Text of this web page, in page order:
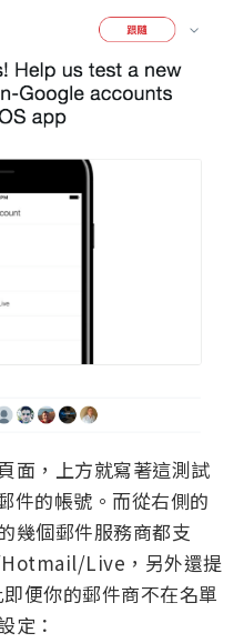
面，上方就寫著這測試
件的帳號。而從右側的
幾個郵件服務商都支
Live，另外還提
便你的郵件商不在名單
定：